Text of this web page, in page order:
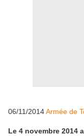
06/11/2014Armée de
Le 4 novembre 2014